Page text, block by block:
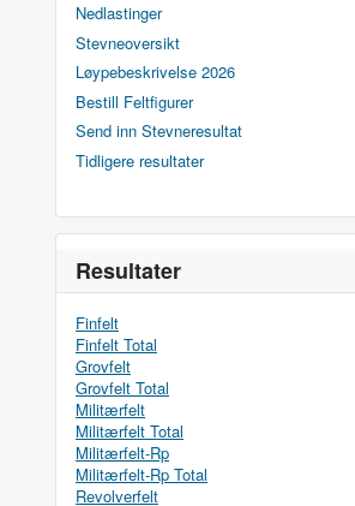
Nedlastinger
Stevneoversikt
Løypebeskrivelse 2026
Bestill Feltfigurer
Send inn Stevneresultat
Tidligere resultater
Resultater
Finfelt
Finfelt Total
Grovfelt
Grovfelt Total
Militærfelt
Militærfelt Total
Militærfelt-Rp
Militærfelt-Rp Total
Revolverfelt